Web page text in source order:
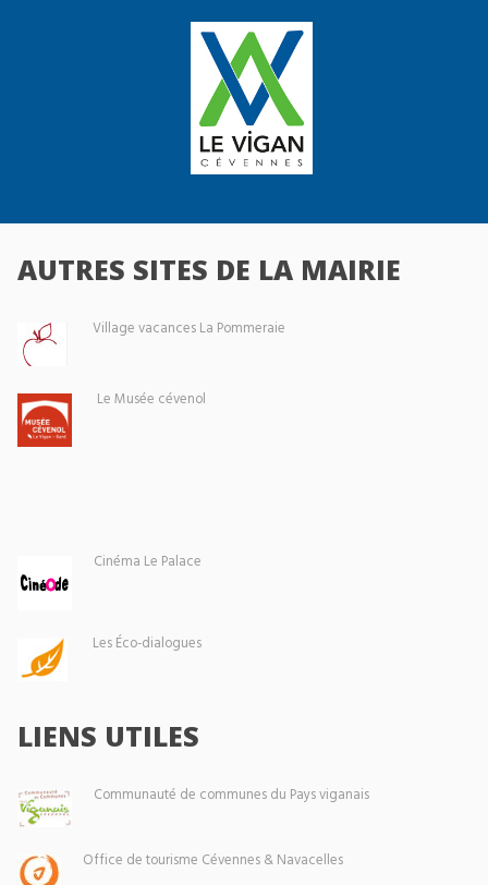
AUTRES SITES DE LA MAIRIE
Village vacances La Pommeraie
Le Musée cévenol
Cinéma Le Palace
Les Éco-dialogues
LIENS UTILES
Communauté de communes du Pays viganais
Office de tourisme Cévennes & Navacelles